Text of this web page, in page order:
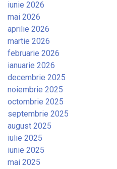
iunie 2026
mai 2026
aprilie 2026
martie 2026
februarie 2026
ianuarie 2026
decembrie 2025
noiembrie 2025
octombrie 2025
septembrie 2025
august 2025
iulie 2025
iunie 2025
mai 2025